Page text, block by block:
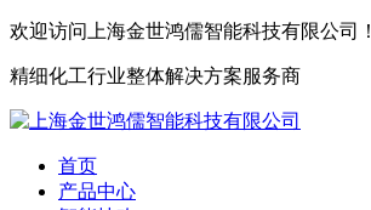
欢迎访问上海金世鸿儒智能科技有限公司！
精细化工行业整体解决方案服务商
首页
产品中心